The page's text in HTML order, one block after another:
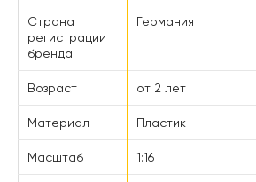
Страна
регистрации
бренда
Германия
Возраст от 2 лет
Материал Пластик
Масштаб 1:16